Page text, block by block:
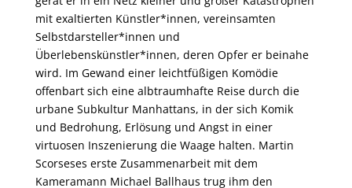
mit exaltierten Künstler*innen, vereinsamten
Selbstdarsteller*innen und
Überlebenskünstler*innen, deren Opfer er beinahe
wird. Im Gewand einer leichtfüßigen Komödie
offenbart sich eine albtraumhafte Reise durch die
urbane Subkultur Manhattans, in der sich Komik
und Bedrohung, Erlösung und Angst in einer
virtuosen Inszenierung die Waage halten. Martin
Scorseses erste Zusammenarbeit mit dem
Kameramann Michael Ballhaus trug ihm den